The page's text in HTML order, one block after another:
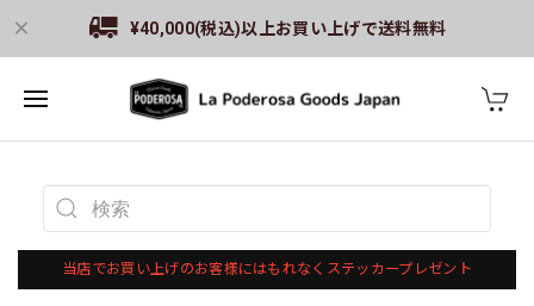
¥40,000(税込)以上お買い上げで送料無料
当店でお買い上げのお客様にはもれなくステッカープレゼント